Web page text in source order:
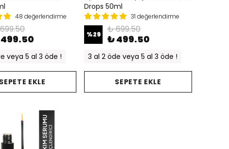
48 değerlendirme
veya 5 al 3 öde !
SEPETE EKLE
Drops 50ml
31 değerlendirme
%29 ₺ 699.50
₺ 499.50
3 al 2 öde veya 5 al 3 öde !
SEPETE EKLE